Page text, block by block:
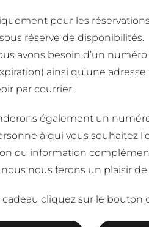
pour les
réserve de disponibilités.
avons besoin d’un
ainsi qu’une
par courrier.
également un
à qui vous souhaitez
ou information
nous ferons un plaisir de
cliquez sur le bouton